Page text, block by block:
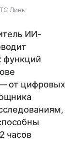
Линк
ИИ-
функций
от цифровых
часов